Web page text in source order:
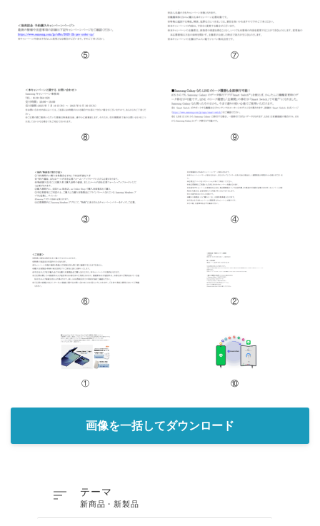
⑤ ⑦
⑧ ⑨
③ ④
⑥ ②
① ⑩
画像を一括してダウンロード
 テーマ
新商品・新製品